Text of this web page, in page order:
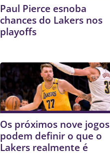
Paul Pierce esnoba
chances do Lakers nos
playoffs
Os próximos nove jogos
podem definir o que o
Lakers realmente é